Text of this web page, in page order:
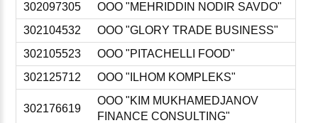
302097305
ООО "MEHRIDDIN NODIR SAVDO"
302104532
ООО "GLORY TRADE BUSINESS"
302105523
ООО "PITACHELLI FOOD"
302125712
ООО "ILHOM KOMPLEKS"
302176619
ООО "KIM MUKHAMEDJANOV
FINANCE CONSULTING"